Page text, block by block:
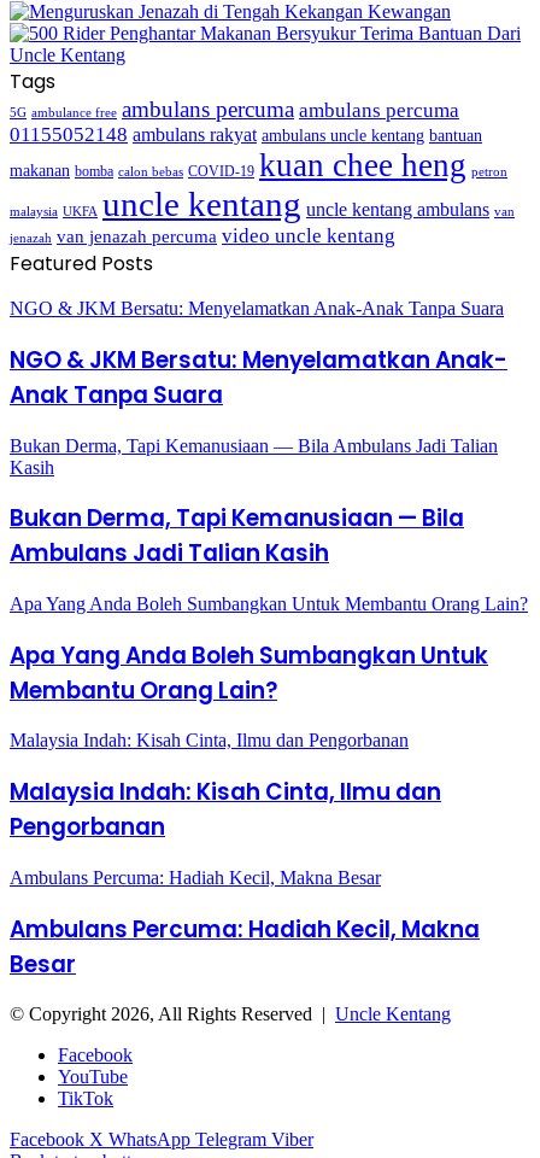
Tags
5G ambulance free ambulans percuma ambulans percuma
01155052148 ambulans rakyat ambulans uncle kentang bantuan
makanan bomba calon bebas COVID-19 kuan chee heng petron
malaysia UKFA uncle kentang uncle kentang ambulans van
jenazah van jenazah percuma video uncle kentang
Featured Posts
NGO & JKM Bersatu: Menyelamatkan Anak-Anak Tanpa Suara
NGO & JKM Bersatu: Menyelamatkan Anak-
Anak Tanpa Suara
Bukan Derma, Tapi Kemanusiaan — Bila Ambulans Jadi Talian
Kasih
Bukan Derma, Tapi Kemanusiaan — Bila
Ambulans Jadi Talian Kasih
Apa Yang Anda Boleh Sumbangkan Untuk Membantu Orang Lain?
Apa Yang Anda Boleh Sumbangkan Untuk
Membantu Orang Lain?
Malaysia Indah: Kisah Cinta, Ilmu dan Pengorbanan
Malaysia Indah: Kisah Cinta, Ilmu dan
Pengorbanan
Ambulans Percuma: Hadiah Kecil, Makna Besar
Ambulans Percuma: Hadiah Kecil, Makna
Besar
© Copyright 2026, All Rights Reserved | Uncle Kentang
Facebook
YouTube
TikTok
Facebook X WhatsApp Telegram Viber